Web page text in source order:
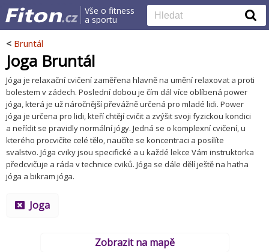
Vše o fitness
a sportu
< Bruntál
Joga Bruntál
Jóga je relaxační cvičení zaměřena hlavně na umění relaxovat a proti
bolestem v zádech. Poslední dobou je čím dál více oblíbená power
jóga, která je už náročnější převážně určená pro mladé lidi. Power
jóga je určena pro lidi, kteří chtějí cvičit a zvýšit svoji fyzickou kondici
a neřídit se pravidly normální jógy. Jedná se o komplexní cvičení, u
kterého procvičíte celé tělo, naučíte se koncentraci a posílíte
svalstvo. Jóga cviky jsou specifické a u každé lekce Vám instruktorka
předcvičuje a ráda v technice cviků. Jóga se dále dělí ještě na hatha
jóga a bikram jóga.
Joga
Zobrazit na mapě